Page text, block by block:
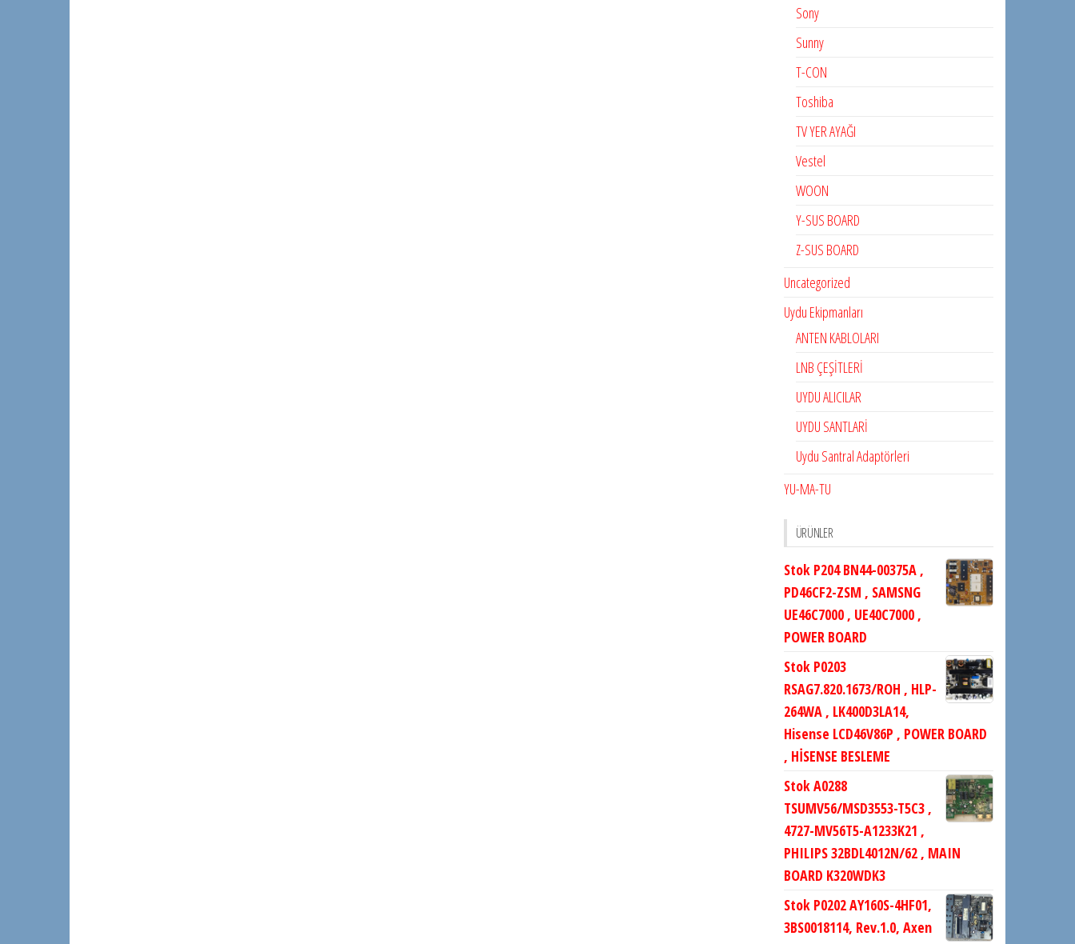
Sony
Sunny
T-CON
Toshiba
TV YER AYAĞI
Vestel
WOON
Y-SUS BOARD
Z-SUS BOARD
Uncategorized
Uydu Ekipmanları
ANTEN KABLOLARI
LNB ÇEŞİTLERİ
UYDU ALICILAR
UYDU SANTLARİ
Uydu Santral Adaptörleri
YU-MA-TU
ÜRÜNLER
Stok P204 BN44-00375A ,
PD46CF2-ZSM , SAMSNG
UE46C7000 , UE40C7000 ,
POWER BOARD
Stok P0203
RSAG7.820.1673/ROH , HLP-
264WA , LK400D3LA14,
Hisense LCD46V86P , POWER BOARD
, HİSENSE BESLEME
Stok A0288
TSUMV56/MSD3553-T5C3 ,
4727-MV56T5-A1233K21 ,
PHILIPS 32BDL4012N/62 , MAIN
BOARD K320WDK3
Stok P0202 AY160S-4HF01,
3BS0018114, Rev.1.0, Axen